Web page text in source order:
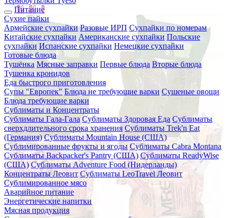
Питание
Сухие пайки
Армейские сухпайки Разовые ИРП Сухпайки по номерам
Китайские сухпайки Американские сухпайки Польские
сухпайки Испанские сухпайки Немецкие сухпайки
Готовые блюда
Тушёнка Мясные заправки Первые блюда Вторые блюда
Тушенка кронидов
Еда быстрого приготовления
Супы "Европек" Блюда не требующие варки Сушеные овощи
Блюда требующие варки
Сублиматы и Концентраты
Сублиматы Гала-Гала Сублиматы Здоровая Еда Сублиматы
сверхдлительного срока хранения Сублиматы Trek'n Eat
(Германия) Сублиматы Mountain House (США)
Сублимированные фрукты и ягоды Сублиматы Cabra Montana
Сублиматы Backpacker's Pantry (США) Сублиматы ReadyWise
(США) Сублиматы Adventure Food (Нидерланды)
Концентраты Леовит Сублиматы LeoTravel Леовит
Сублимированное мясо
Аварийное питание
Энергетические напитки
Мясная продукция